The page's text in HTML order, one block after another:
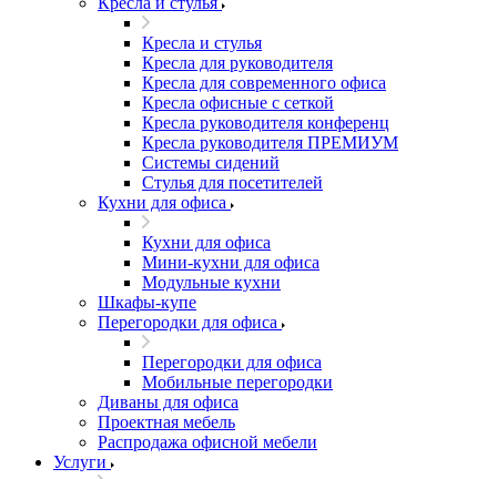
Кресла и стулья
Кресла для руководителя
Кресла для современного офиса
Кресла офисные с сеткой
Кресла руководителя конференц
Кресла руководителя ПРЕМИУМ
Системы сидений
Стулья для посетителей
Кухни для офиса
Кухни для офиса
Мини-кухни для офиса
Модульные кухни
Шкафы-купе
Перегородки для офиса
Перегородки для офиса
Мобильные перегородки
Диваны для офиса
Проектная мебель
Распродажа офисной мебели
Услуги